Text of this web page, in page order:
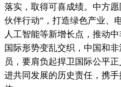
落实，取得可喜成绩。中方
伙伴行动”，打造绿色产业、
人工智能等新增长点，推动
国际形势变乱交织，中国和
员，要肩负起捍卫国际公平
进共同发展的历史责任，携